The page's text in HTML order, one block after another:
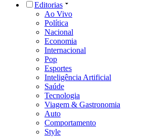
Editorias
Ao Vivo
Política
Nacional
Economia
Internacional
Pop
Esportes
Inteligência Artificial
Saúde
Tecnologia
Viagem & Gastronomia
Auto
Comportamento
Style